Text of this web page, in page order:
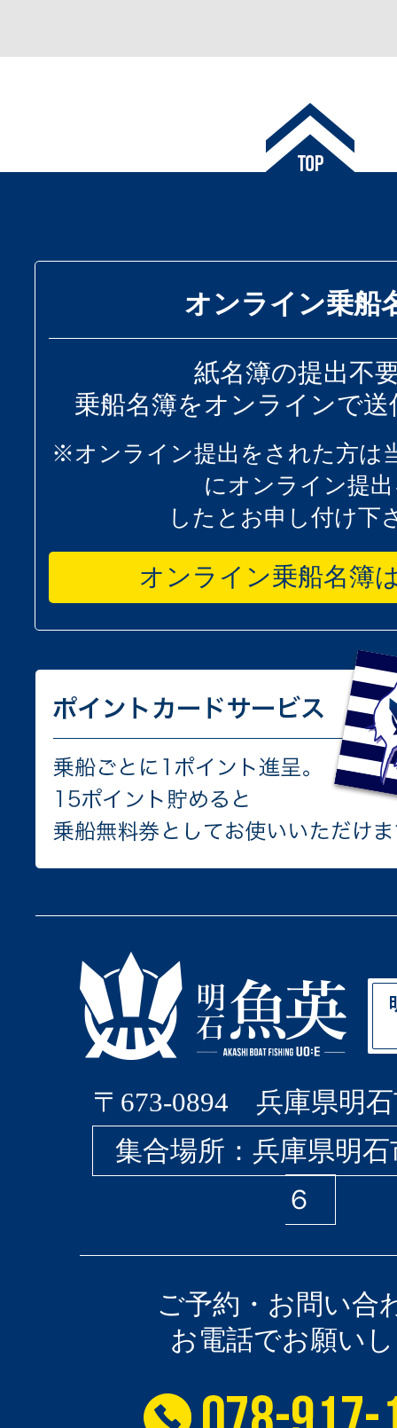
オンライン乗船
紙名簿の提出不
乗船名簿をオンラインで
※オンライン提出をされた方は
にオンライン提
したとお申し付け下
オンライン乗船名簿
〒673-0894 兵庫県明石
集合場所：兵庫県明
６
ご予約・お問い合
お電話でお願い